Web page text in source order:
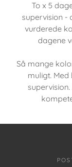
To x 5
supervision -
vurderede
dagene
Så mange
muligt.